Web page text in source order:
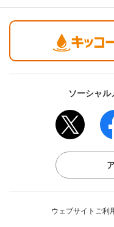
ソーシャル
ウェブサイトご利